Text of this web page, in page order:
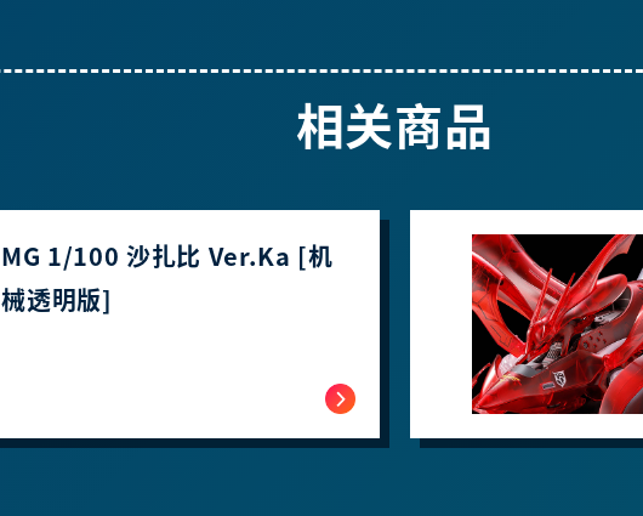
相关商品
MG 1/100 沙扎比 Ver.Ka [机
械透明版]